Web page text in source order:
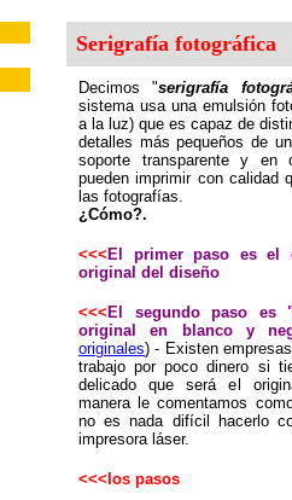
Serigrafía fotográfica
Decimos "serigrafía
sistema usa una emulsión
a la luz) que es capaz de
detalles más pequeños de
soporte transparente y en
pueden imprimir con calidad
las fotografías.
¿Cómo?.
<<< El primer paso es el
original del diseño
<<< El segundo paso es
original en blanco y
originales) - Existen
trabajo por poco dinero si
delicado que será el
manera le comentamos
no es nada difícil hacerlo
impresora láser.
<<<los pasos